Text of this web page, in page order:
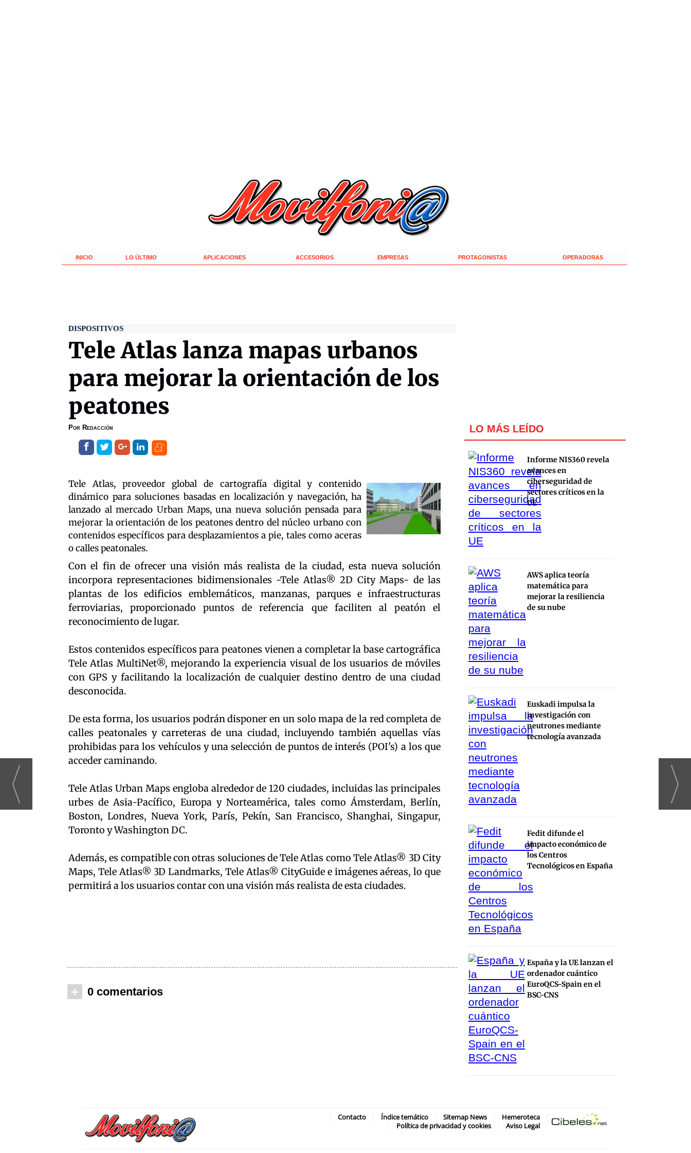
INICIO LO ÚLTIMO APLICACIONES ACCESORIOS EMPRESAS PROTAGONISTAS OPERADORAS
DISPOSITIVOS
Tele Atlas lanza mapas urbanos
para mejorar la orientación de los
peatones
Por Redacción
Tele Atlas, proveedor global de cartografía digital y contenido
dinámico para soluciones basadas en localización y navegación, ha
lanzado al mercado Urban Maps, una nueva solución pensada para
mejorar la orientación de los peatones dentro del núcleo urbano con
contenidos específicos para desplazamientos a pie, tales como aceras
o calles peatonales.
Con el fin de ofrecer una visión más realista de la ciudad, esta nueva solución
incorpora representaciones bidimensionales -Tele Atlas® 2D City Maps- de las
plantas de los edificios emblemáticos, manzanas, parques e infraestructuras
ferroviarias, proporcionado puntos de referencia que faciliten al peatón el
reconocimiento de lugar.
Estos contenidos específicos para peatones vienen a completar la base cartográfica
Tele Atlas MultiNet®, mejorando la experiencia visual de los usuarios de móviles
con GPS y facilitando la localización de cualquier destino dentro de una ciudad
desconocida.
De esta forma, los usuarios podrán disponer en un solo mapa de la red completa de
calles peatonales y carreteras de una ciudad, incluyendo también aquellas vías
prohibidas para los vehículos y una selección de puntos de interés (POI's) a los que
acceder caminando.
Tele Atlas Urban Maps engloba alrededor de 120 ciudades, incluidas las principales
urbes de Asia-Pacífico, Europa y Norteamérica, tales como Ámsterdam, Berlín,
Boston, Londres, Nueva York, París, Pekín, San Francisco, Shanghai, Singapur,
Toronto y Washington DC.
Además, es compatible con otras soluciones de Tele Atlas como Tele Atlas® 3D City
Maps, Tele Atlas® 3D Landmarks, Tele Atlas® CityGuide e imágenes aéreas, lo que
permitirá a los usuarios contar con una visión más realista de esta ciudades.
+ 0 comentarios
LO MÁS LEÍDO
Informe NIS360 revela
avances en
ciberseguridad de
sectores críticos en la
UE
AWS aplica teoría
matemática para
mejorar la resiliencia
de su nube
Euskadi impulsa la
investigación con
neutrones mediante
tecnología avanzada
Fedit difunde el
impacto económico de
los Centros
Tecnológicos en España
España y la UE lanzan el
ordenador cuántico
EuroQCS-Spain en el
BSC-CNS
Contacto Índice temático Sitemap News
Hemeroteca
Política de privacidad y cookies
Aviso Legal